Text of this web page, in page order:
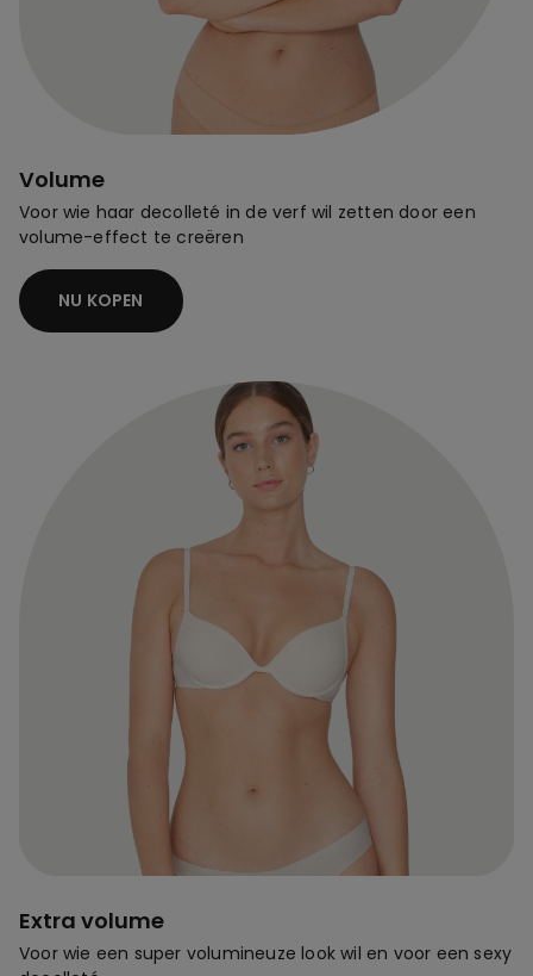
Volume
Voor wie haar decolleté in de verf wil zetten door een
volume-effect te creëren
NU KOPEN
Extra volume
Voor wie een super volumineuze look wil en voor een sexy